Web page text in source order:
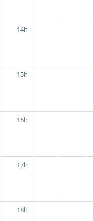
14h
15h
16h
17h
18h